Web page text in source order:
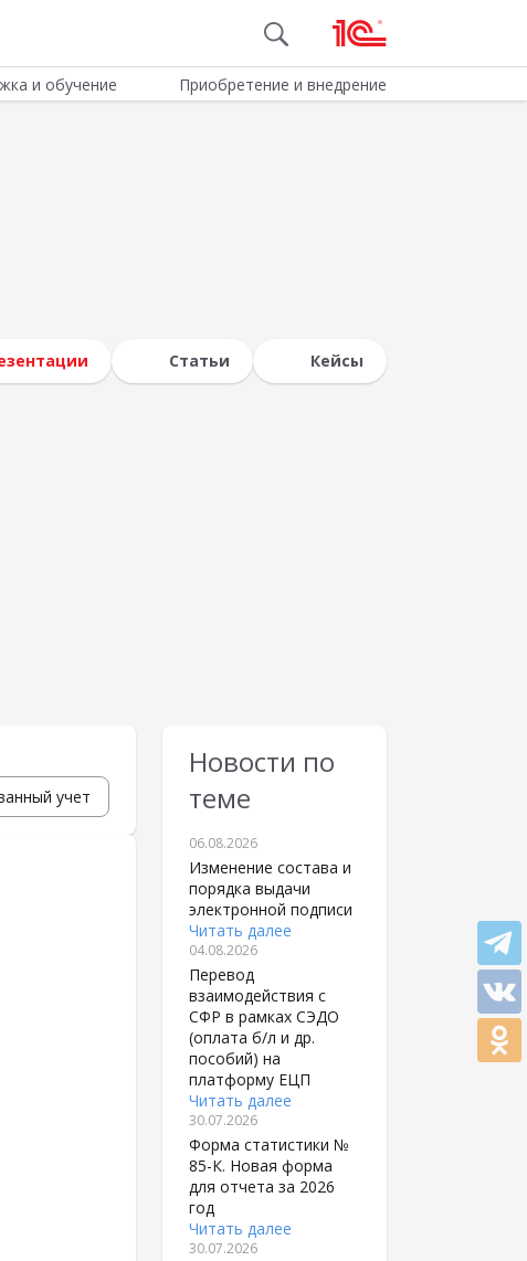
и обучение Приобретение и внедрение
Статьи Кейсы
учет
Новости по
теме
06.08.2026
Изменение состава и
порядка выдачи
электронной подписи
Читать далее
04.08.2026
Перевод
взаимодействия с
СФР в рамках СЭДО
(оплата б/л и др.
пособий) на
платформу ЕЦП
Читать далее
30.07.2026
Форма статистики №
85-К. Новая форма
для отчета за 2026
год
Читать далее
30.07.2026